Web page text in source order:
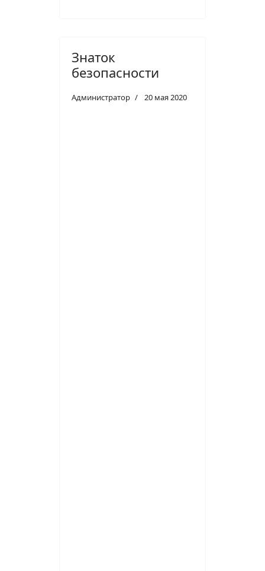
Знаток
безопасности
Администратор 20 мая 2020